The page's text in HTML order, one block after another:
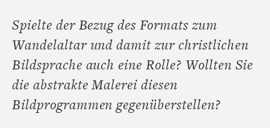
Spielte der Bezug des Formats zum
Wandelaltar und damit zur christlichen
Bildsprache auch eine Rolle? Wollten Sie
die abstrakte Malerei diesen
Bildprogrammen gegenüberstellen?